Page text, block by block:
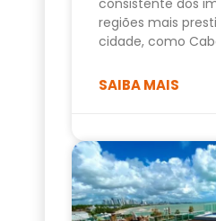
consistente dos
regiões mais
cidade, como
SAIBA MAIS